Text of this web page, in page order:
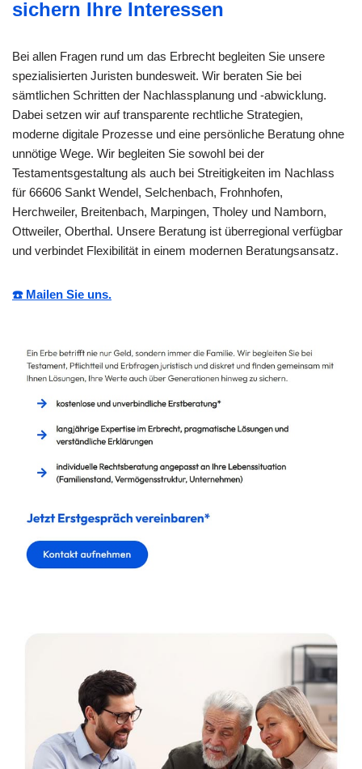
sichern Ihre Interessen
Bei allen Fragen rund um das Erbrecht begleiten Sie unsere
spezialisierten Juristen bundesweit. Wir beraten Sie bei
sämtlichen Schritten der Nachlassplanung und -abwicklung.
Dabei setzen wir auf transparente rechtliche Strategien,
moderne digitale Prozesse und eine persönliche Beratung ohne
unnötige Wege. Wir begleiten Sie sowohl bei der
Testamentsgestaltung als auch bei Streitigkeiten im Nachlass
für 66606 Sankt Wendel, Selchenbach, Frohnhofen,
Herchweiler, Breitenbach, Marpingen, Tholey und Namborn,
Ottweiler, Oberthal. Unsere Beratung ist überregional verfügbar
und verbindet Flexibilität in einem modernen Beratungsansatz.
☎️ Mailen Sie uns.